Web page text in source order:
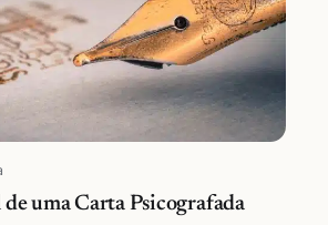
uma Carta Psicografada